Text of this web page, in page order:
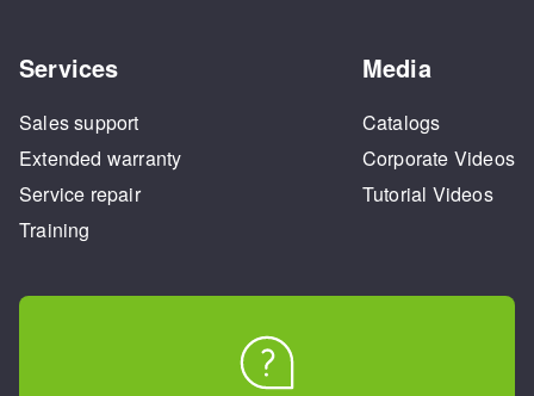
Services
Sales support
Extended warranty
Service repair
Training
Media
Catalogs
Corporate Videos
Tutorial Videos